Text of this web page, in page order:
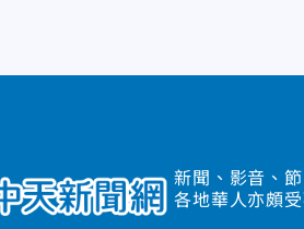
新聞、影音、
各地華人亦頗